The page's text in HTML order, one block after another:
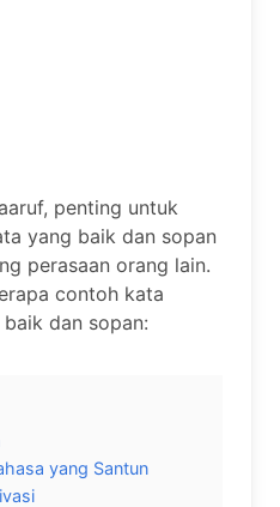
penting untuk
yang baik dan sopan
perasaan orang lain.
contoh kata
dan sopan:
yang Santun